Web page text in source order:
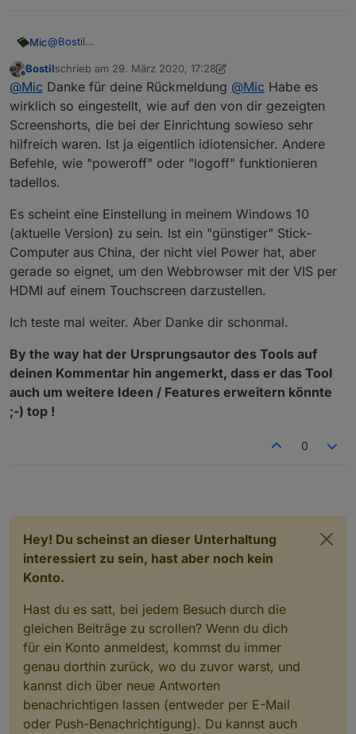
Mic@Bostil
Poste bitte am besten mal einen Screenshot von deinem
GetAdmin. Wo läuft dieser denn, auf einem PC/Notebook
oder einem anderen Endgerät? Welche Windows-Version?
Offline
Bostilschrieb am 29. März 2020, 17:28
zuletzt editiert von Bostil
@Mic Danke für deine Rückmeldung @Mic Habe es
wirklich so eingestellt, wie auf den von dir gezeigten
Screenshorts, die bei der Einrichtung sowieso sehr
hilfreich waren. Ist ja eigentlich idiotensicher. Andere
Befehle, wie "poweroff" oder "logoff" funktionieren
tadellos.
Es scheint eine Einstellung in meinem Windows 10
(aktuelle Version) zu sein. Ist ein "günstiger" Stick-
Computer aus China, der nicht viel Power hat, aber
gerade so eignet, um den Webbrowser mit der VIS per
HDMI auf einem Touchscreen darzustellen.
Ich teste mal weiter. Aber Danke dir schonmal.
By the way hat der Ursprungsautor des Tools auf
deinen Kommentar hin angemerkt, dass er das Tool
auch um weitere Ideen / Features erweitern könnte
;-) top !
0
Hey! Du scheinst an dieser Unterhaltung
interessiert zu sein, hast aber noch kein
Konto.
Hast du es satt, bei jedem Besuch durch die
gleichen Beiträge zu scrollen? Wenn du dich
für ein Konto anmeldest, kommst du immer
genau dorthin zurück, wo du zuvor warst, und
kannst dich über neue Antworten
benachrichtigen lassen (entweder per E-Mail
oder Push-Benachrichtigung). Du kannst auch